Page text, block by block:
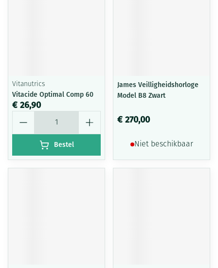
Vitanutrics
Vitacide Optimal Comp 60
€ 26,90
Bestel
James Veilligheidshorloge
Model B8 Zwart
€ 270,00
Niet beschikbaar